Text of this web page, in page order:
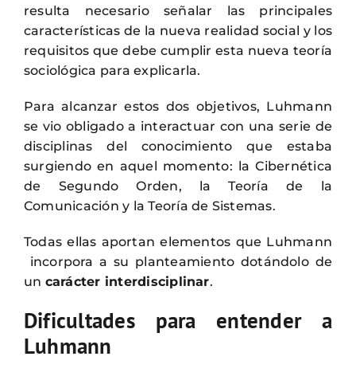
resulta necesario señalar las principales
características de la nueva realidad social y los
requisitos que debe cumplir esta nueva teoría
sociológica para explicarla.
Para alcanzar estos dos objetivos, Luhmann
se vio obligado a interactuar con una serie de
disciplinas del conocimiento que estaba
surgiendo en aquel momento: la Cibernética
de Segundo Orden, la Teoría de la
Comunicación y la Teoría de Sistemas.
Todas ellas aportan elementos que Luhmann
incorpora a su planteamiento dotándolo de
un carácter interdisciplinar.
Dificultades para entender a
Luhmann